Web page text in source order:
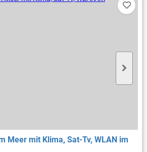
Meer mit Klima, Sat-Tv, WLAN im